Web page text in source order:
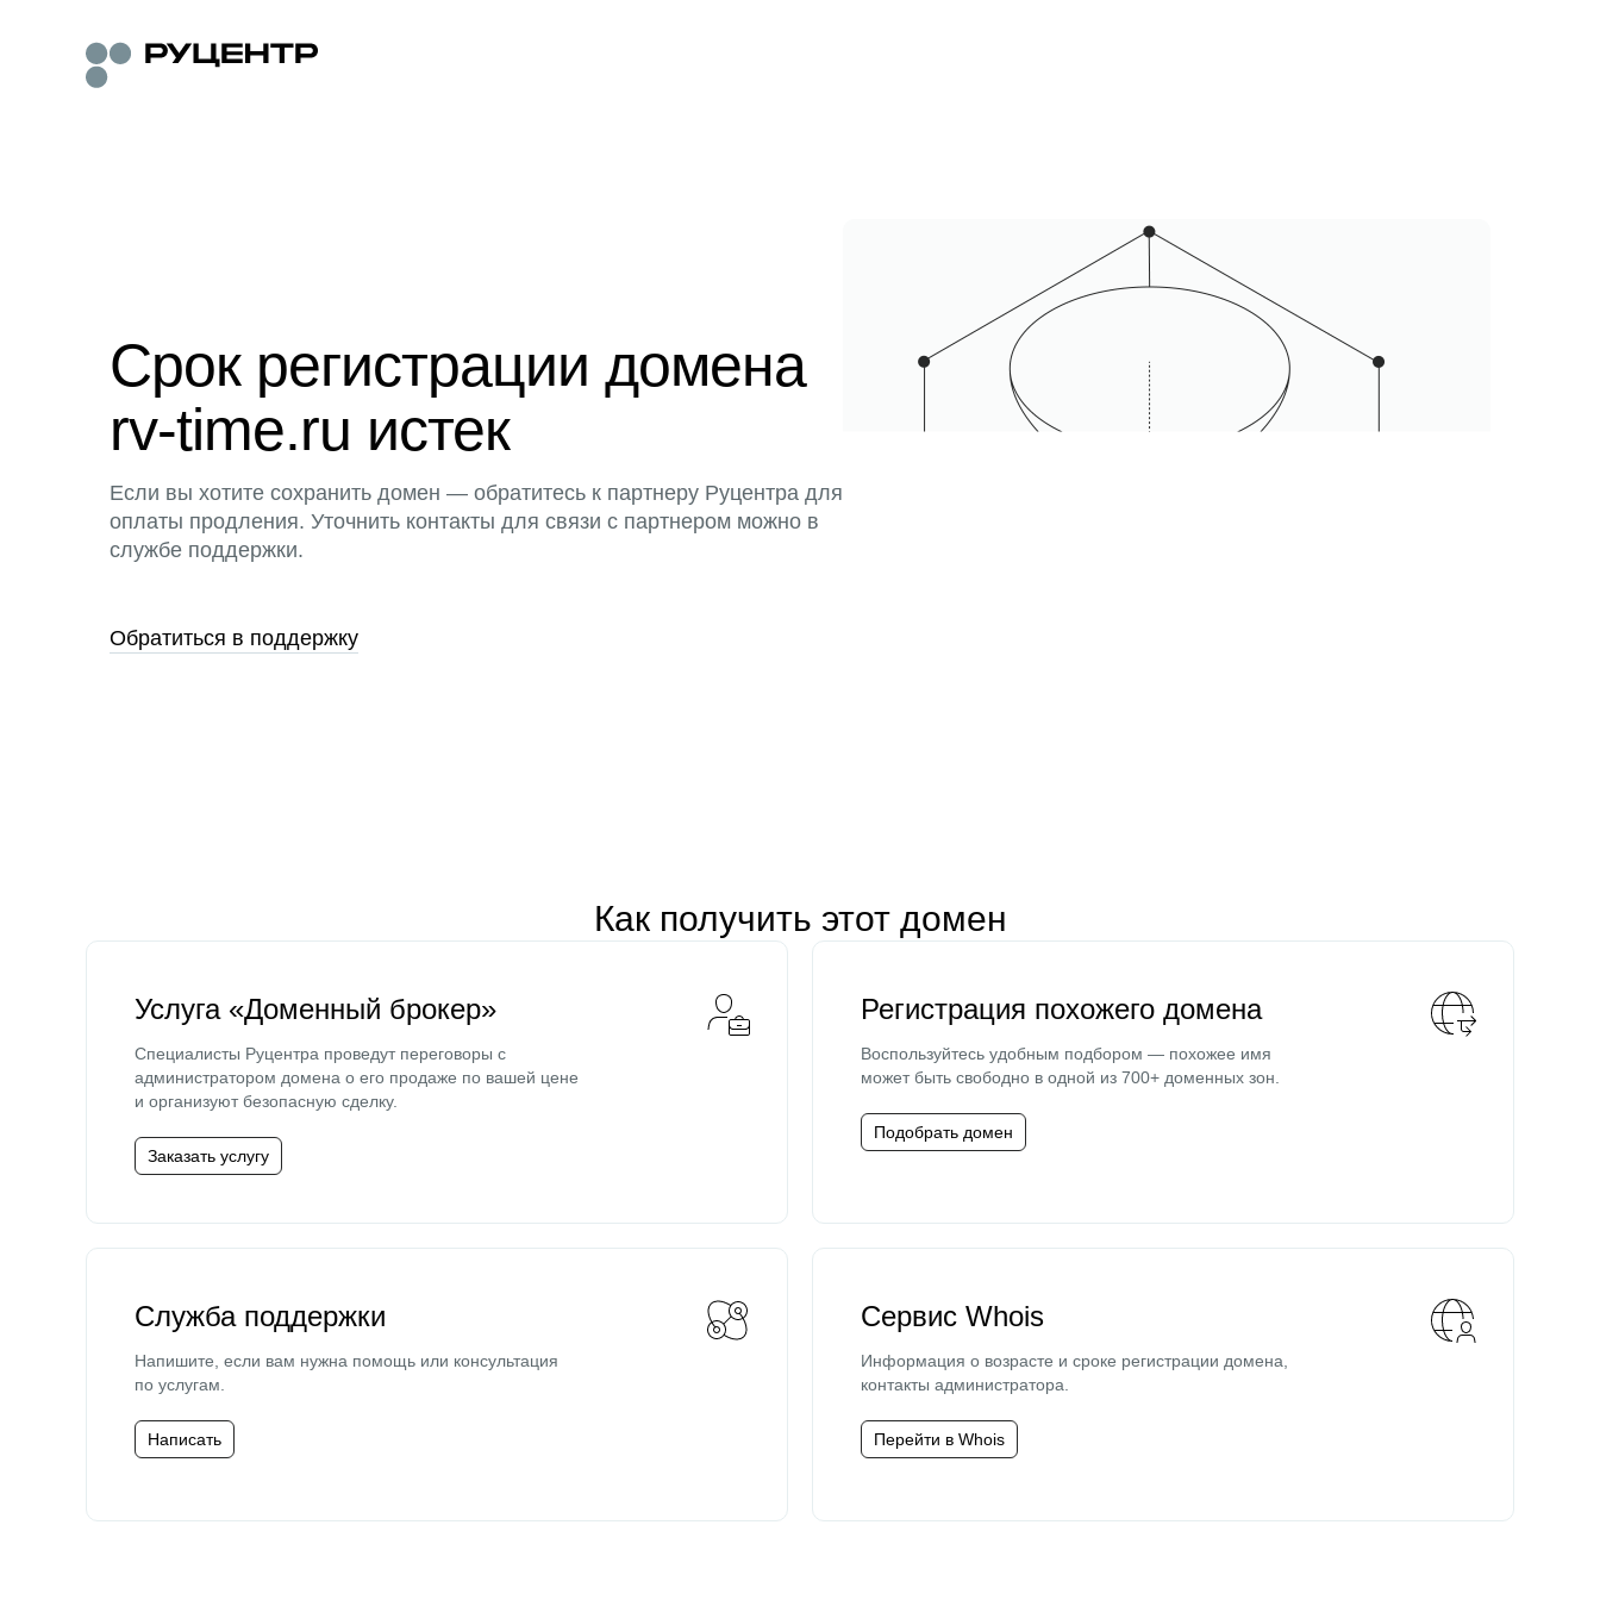
Срок регистрации домена
rv-time.ru истек
Если вы хотите сохранить домен — обратитесь к партнеру Руцентра для
оплаты продления. Уточнить контакты для связи с партнером можно в
службе поддержки.
Обратиться в поддержку
Как получить этот домен
Услуга «Доменный брокер»
Специалисты Руцентра проведут переговоры с
администратором домена о его продаже по вашей цене
и организуют безопасную сделку.
Заказать услугу
Регистрация похожего домена
Воспользуйтесь удобным подбором — похожее имя
может быть свободно в одной из 700+ доменных зон.
Подобрать домен
Служба поддержки
Напишите, если вам нужна помощь или консультация
по услугам.
Написать
Сервис Whois
Информация о возрасте и сроке регистрации домена,
контакты администратора.
Перейти в Whois